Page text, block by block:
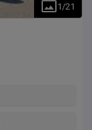
1 /21